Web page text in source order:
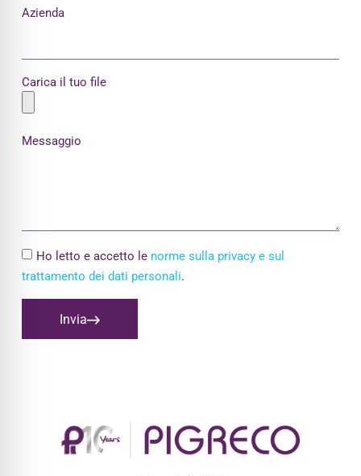
Azienda
Carica il tuo file
Messaggio
Ho letto e accetto le norme sulla privacy e sul
trattamento dei dati personali.
Invia